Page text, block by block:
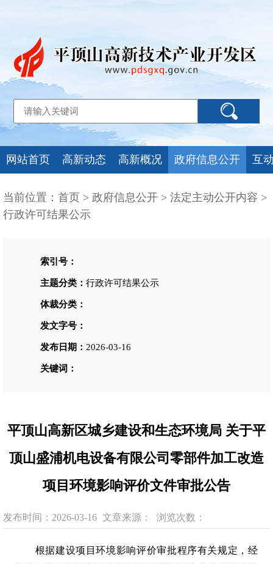
网站首页 高新动态 高新概况 政府信息公开 互
当前位置： 首页 > 政府信息公开 > 法定主动公开内容 >
行政许可结果公示
索引号：
主题分类： 行政许可结果公示
体裁分类：
发文字号：
发布日期： 2026-03-16
关键词：
平顶山高新区城乡建设和生态环境局 关于平
顶山盛浦机电设备有限公司零部件加工改造
项目环境影响评价文件审批公告
发布时间：2026-03-16 文章来源： 浏览次数：
根据建设项目环境影响评价审批程序有关规定，经